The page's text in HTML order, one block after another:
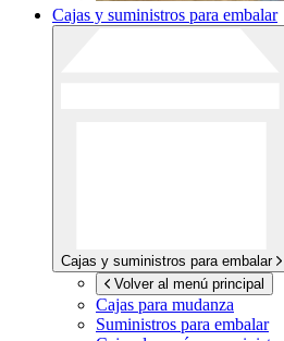
Cajas y suministros para embalar
Cajas y suministros para embalar
Volver al menú principal
Cajas para mudanza
Suministros para embalar